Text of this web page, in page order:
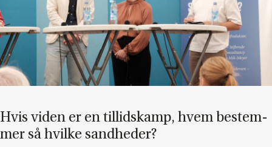
Hvis vi­den er en til­lids­kamp, hvem be­stem­
mer så hvil­ke sand­he­der?